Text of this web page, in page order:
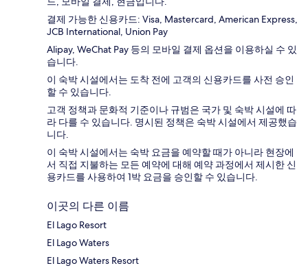
결제 가능한 신용카드: Visa, Mastercard, American Express,
JCB International, Union Pay
Alipay, WeChat Pay 등의 모바일 결제 옵션을 이용하실 수 있
습니다.
이 숙박 시설에서는 도착 전에 고객의 신용카드를 사전 승인
할 수 있습니다.
고객 정책과 문화적 기준이나 규범은 국가 및 숙박 시설에 따
라 다를 수 있습니다. 명시된 정책은 숙박 시설에서 제공했습
니다.
이 숙박 시설에서는 숙박 요금을 예약할 때가 아니라 현장에
서 직접 지불하는 모든 예약에 대해 예약 과정에서 제시한 신
용카드를 사용하여 1박 요금을 승인할 수 있습니다.
이곳의 다른 이름
El Lago Resort
El Lago Waters
El Lago Waters Resort